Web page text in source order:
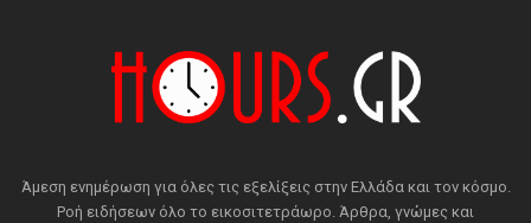
Άμεση ενημέρωση για όλες τις εξελίξεις στην Ελλάδα και τον κόσμο.
Ροή ειδήσεων όλο το εικοσιτετράωρο. Άρθρα, γνώμες και